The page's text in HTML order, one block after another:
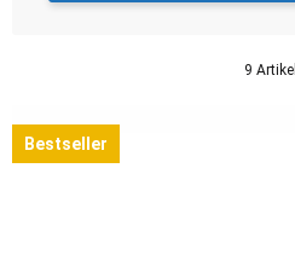
9 Artikel
Bestseller